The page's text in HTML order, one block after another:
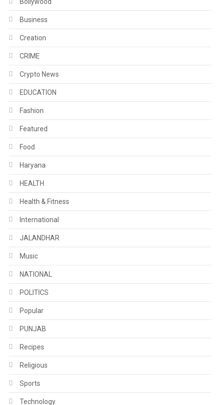
Business
Creation
CRIME
Crypto News
EDUCATION
Fashion
Featured
Food
Haryana
HEALTH
Health & Fitness
International
JALANDHAR
Music
NATIONAL
POLITICS
Popular
PUNJAB
Recipes
Religious
Sports
Technology